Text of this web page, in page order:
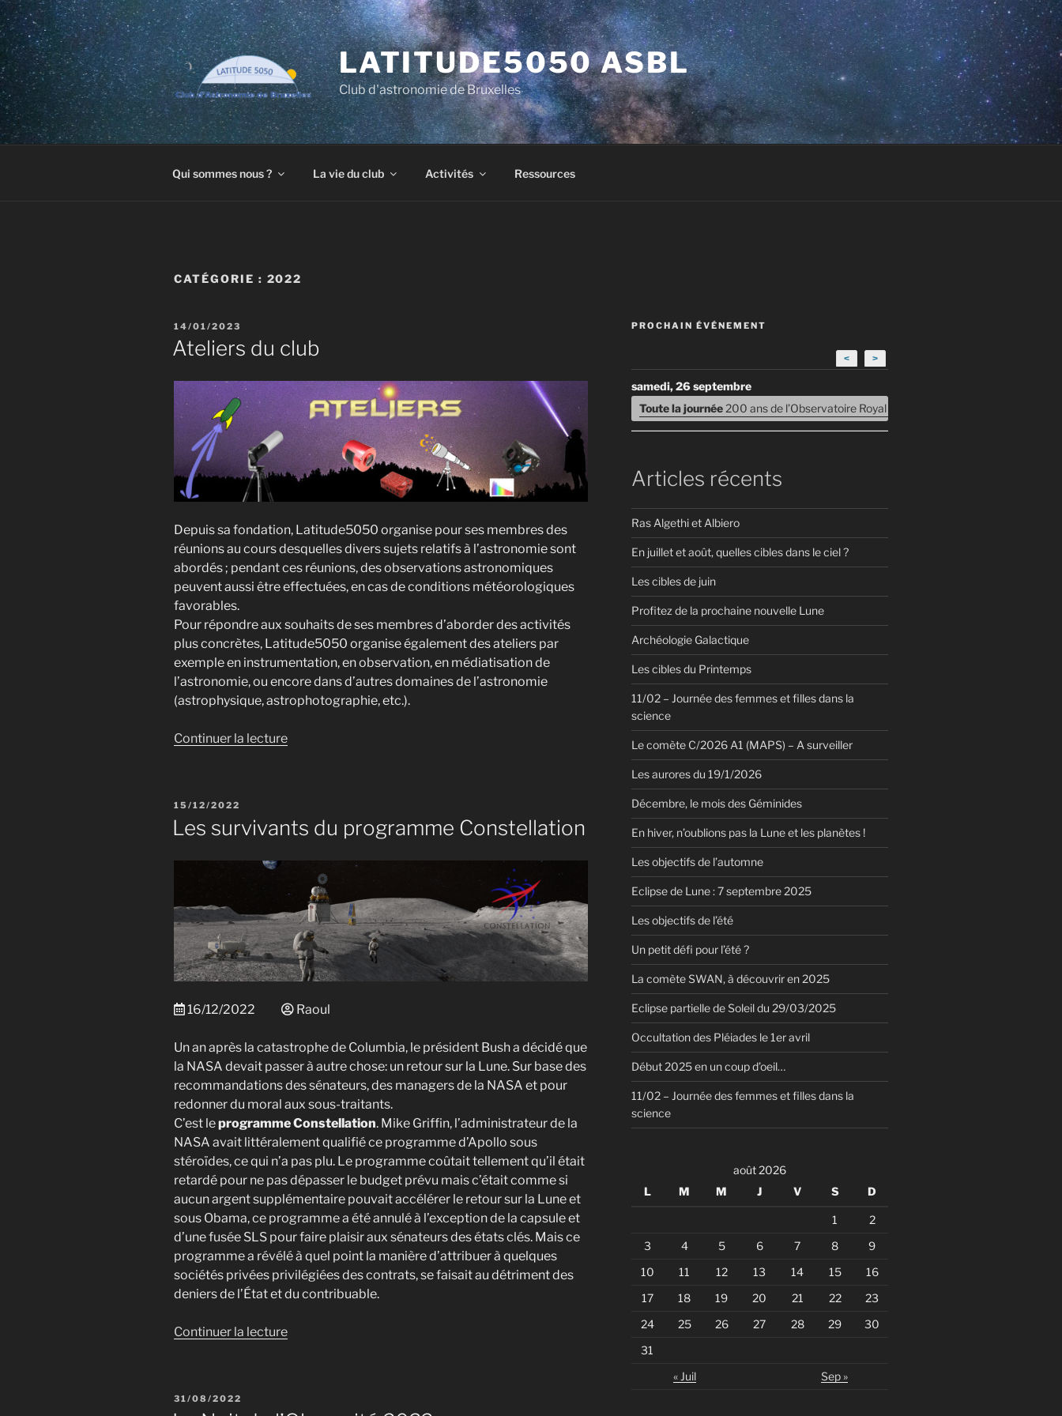
Aller
au
contenu
principal
LATITUDE5050 ASBL
Club d'astronomie de Bruxelles
Qui sommes nous ? La vie du club Activités Ressources
CATÉGORIE : 2022
PUBLIÉ
LE
14/01/2023
Ateliers du club
Depuis sa fondation, Latitude5050 organise pour ses membres des
réunions au cours desquelles divers sujets relatifs à l’astronomie sont
abordés ; pendant ces réunions, des observations astronomiques
peuvent aussi être effectuées, en cas de conditions météorologiques
favorables.
Pour répondre aux souhaits de ses membres d’aborder des activités
plus concrètes, Latitude5050 organise également des ateliers par
exemple en instrumentation, en observation, en médiatisation de
l’astronomie, ou encore dans d’autres domaines de l’astronomie
(astrophysique, astrophotographie, etc.).
Continuer la lecturede
PUBLIÉ
LE
15/12/2022
Les survivants du programme Constellation
16/12/2022 Raoul
Un an après la catastrophe de Columbia, le président Bush a décidé que
la NASA devait passer à autre chose: un retour sur la Lune. Sur base des
recommandations des sénateurs, des managers de la NASA et pour
redonner du moral aux sous-traitants.
C’est leprogramme Constellation. Mike Griffin, l’administrateur de la
NASA avait littéralement qualifié ce programme d’Apollo sous
stéroïdes, ce qui n’a pas plu. Le programme coûtait tellement qu’il était
retardé pour ne pas dépasser le budget prévu mais c’était comme si
aucun argent supplémentaire pouvait accélérer le retour sur la Lune et
sous Obama, ce programme a été annulé à l’exception de la capsule et
d’une fusée SLS pour faire plaisir aux sénateurs des états clés. Mais ce
programme a révélé à quel point la manière d’attribuer à quelques
sociétés privées privilégiées des contrats, se faisait au détriment des
deniers de l’État et du contribuable.
Continuer la lecturede
PUBLIÉ
LE
31/08/2022
PROCHAIN ÉVÉNEMENT
< >
samedi, 26 septembre
Toute la journée 200 ans de l’Observatoire Royal de Belgique – Journées Portes
Articles récents
Ras Algethi et Albiero
En juillet et août, quelles cibles dans le ciel ?
Les cibles de juin
Profitez de la prochaine nouvelle Lune
Archéologie Galactique
Les cibles du Printemps
11/02 – Journée des femmes et filles dans la
science
Le comète C/2026 A1 (MAPS) – A surveiller
Les aurores du 19/1/2026
Décembre, le mois des Géminides
En hiver, n’oublions pas la Lune et les planètes !
Les objectifs de l’automne
Eclipse de Lune : 7 septembre 2025
Les objectifs de l’été
Un petit défi pour l’été ?
La comète SWAN, à découvrir en 2025
Eclipse partielle de Soleil du 29/03/2025
Occultation des Pléiades le 1er avril
Début 2025 en un coup d’oeil…
11/02 – Journée des femmes et filles dans la
science
août 2026
L
M M J V S D
1
2
3
4 5 6 7 8
9
10
11 12 13 14 15
16
17
18 19 20 21 22
23
24
25 26 27 28 29
30
31
« Juil
Sep »